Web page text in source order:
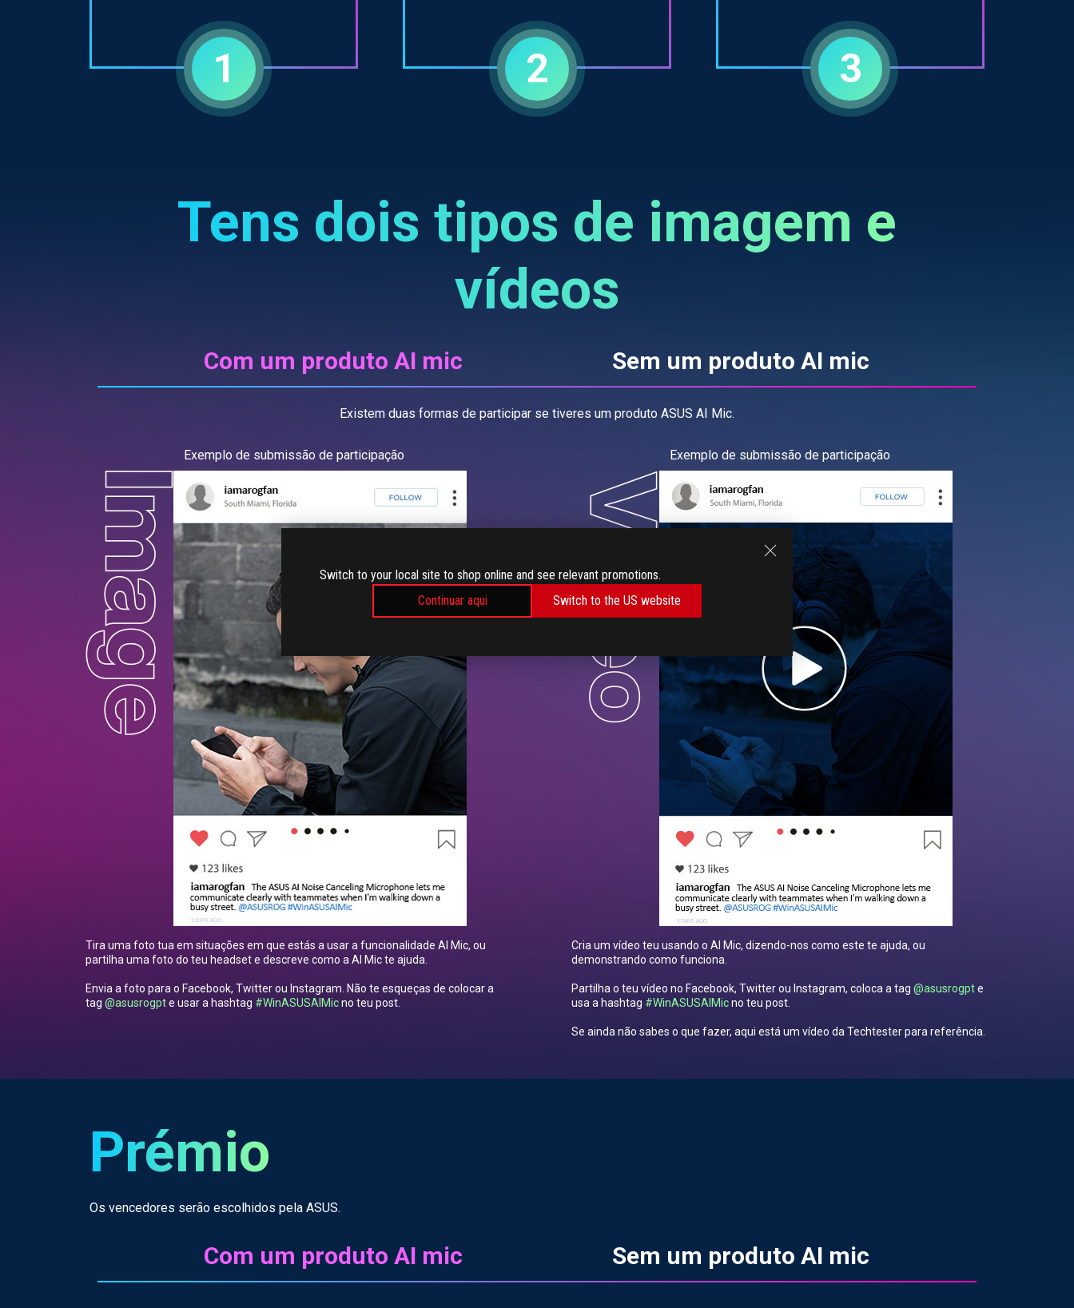
Switch to your local site to shop online and see relevant promotions.
Continuar aqui
Switch to the US website
1 2 3
Tens dois tipos de imagem e
vídeos
Com um produto AI mic Sem um produto AI mic
Existem duas formas de participar se tiveres um produto ASUS AI Mic.
Exemplo de submissão de participação
Tira uma foto tua em situações em que estás a usar a funcionalidade AI Mic, ou
partilha uma foto do teu headset e descreve como a AI Mic te ajuda.
Envia a foto para o Facebook, Twitter ou Instagram. Não te esqueças de colocar a
tag @asusrogpte usar a hashtag #WinASUSAIMicno teu post.
Exemplo de submissão de participação
Cria um vídeo teu usando o AI Mic, dizendo-nos como este te ajuda, ou
demonstrando como funciona.
Partilha o teu vídeo no Facebook, Twitter ou Instagram, coloca a tag@asusrogpte
usa a hashtag #WinASUSAIMicno teu post.
Se ainda não sabes o que fazer, aqui está um vídeo da Techtester para referência.
Prémio
Os vencedores serão escolhidos pela ASUS.
Com um produto AI mic Sem um produto AI mic